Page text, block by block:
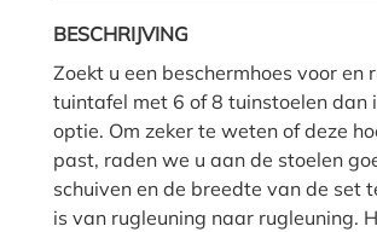
BESCHRIJVING
Zoekt u een beschermhoes voor en
tuintafel met 6 of 8 tuinstoelen dan
optie. Om zeker te weten of deze
past, raden we u aan de stoelen
schuiven en de breedte van de set
is van rugleuning naar rugleuning.